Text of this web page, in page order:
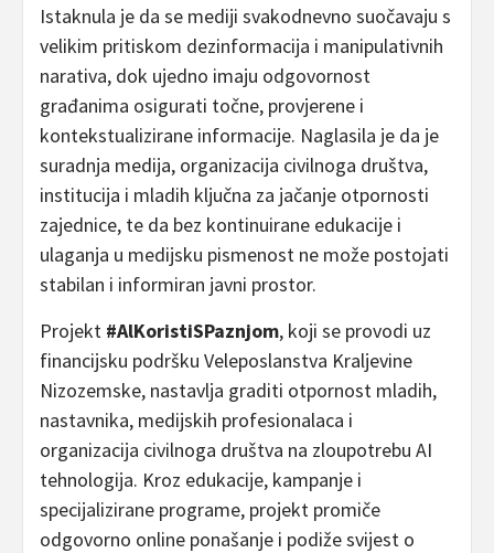
Istaknula je da se mediji svakodnevno suočavaju s
velikim pritiskom dezinformacija i manipulativnih
narativa, dok ujedno imaju odgovornost
građanima osigurati točne, provjerene i
kontekstualizirane informacije. Naglasila je da je
suradnja medija, organizacija civilnoga društva,
institucija i mladih ključna za jačanje otpornosti
zajednice, te da bez kontinuirane edukacije i
ulaganja u medijsku pismenost ne može postojati
stabilan i informiran javni prostor.
Projekt #AlKoristiSPaznjom, koji se provodi uz
financijsku podršku Veleposlanstva Kraljevine
Nizozemske, nastavlja graditi otpornost mladih,
nastavnika, medijskih profesionalaca i
organizacija civilnoga društva na zloupotrebu AI
tehnologija. Kroz edukacije, kampanje i
specijalizirane programe, projekt promiče
odgovorno online ponašanje i podiže svijest o